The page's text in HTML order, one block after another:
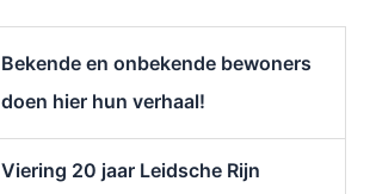
Bekende en onbekende bewoners
doen hier hun verhaal!
Viering 20 jaar Leidsche Rijn